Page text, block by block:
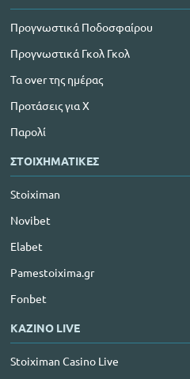
Προγνωστικά Ποδοσφαίρου
Προγνωστικά Γκολ Γκολ
Τα over της ημέρας
Προτάσεις για Χ
Παρολί
ΣΤΟΙΧΗΜΑΤΙΚΕΣ
Stoiximan
Novibet
Elabet
Pamestoixima.gr
Fonbet
ΚΑΖΙΝΟ LIVE
Stoiximan Casino Live